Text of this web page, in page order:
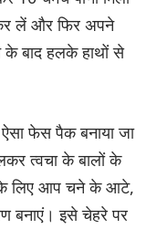
लें और फिर अपने
बाद हलके हाथों से
फेस पैक बनाया जा
त्वचा के बालों के
लिए आप चने के आटे,
बनाएं। इसे चेहरे पर